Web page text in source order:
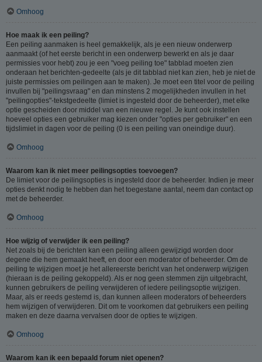
Omhoog
Hoe maak ik een peiling?
Een peiling aanmaken is heel gemakkelijk, als je een nieuw onderwerp
aanmaakt (of het eerste bericht in een onderwerp bewerkt en als je daar
permissies voor hebt) zou je een "voeg peiling toe" tabblad moeten zien
onderaan het berichten-gedeelte (als je dit tabblad niet kan zien, heb je niet de
juiste permissies om peilingen aan te maken). Je moet een titel voor de peiling
invullen bij "peilingsvraag" en dan minstens 2 mogelijkheden invullen in het
"peilingopties"-tekstgedeelte (limiet is ingesteld door de beheerder), met elke
optie gescheiden door middel van een nieuwe regel. Je kunt ook instellen
hoeveel opties een gebruiker mag kiezen onder "opties per gebruiker" en een
tijdslimiet in dagen voor de peiling (0 is een peiling van oneindige duur).
Omhoog
Waarom kan ik niet meer peilingsopties toevoegen?
De limiet voor de peilingsopties is ingesteld door de beheerder. Indien je meer
opties denkt nodig te hebben dan het toegestane aantal, neem dan contact op
met de beheerder.
Omhoog
Hoe wijzig of verwijder ik een peiling?
Net zoals bij de berichten kan een peiling alleen gewijzigd worden door
degene die hem gemaakt heeft, en door een moderator of beheerder. Om de
peiling te wijzigen moet je het allereerste bericht van het onderwerp wijzigen
(hieraan is de peiling gekoppeld). Als er nog geen stemmen zijn uitgebracht,
kunnen gebruikers de peiling verwijderen of iedere peilingsoptie wijzigen.
Maar, als er reeds gestemd is, dan kunnen alleen moderators of beheerders
hem wijzigen of verwijderen. Dit om te voorkomen dat gebruikers een peiling
maken en deze daarna vervalsen door de opties te wijzigen.
Omhoog
Waarom kan ik een bepaald forum niet openen?